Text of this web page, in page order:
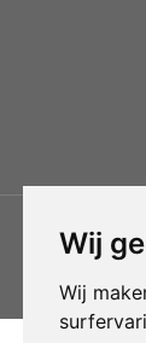
Wij
Wij
Gebruik